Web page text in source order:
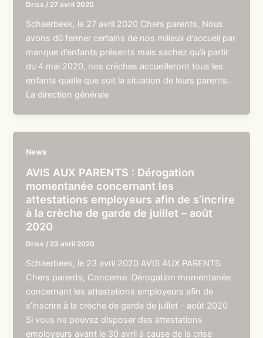
Driss / 27 avril 2020
Schaerbeek, le 27 avril 2020 Chers parents, Nous
avons dû fermer certains de nos milieux d’accueil par
manque d’enfants présents mais sachez qu’à partir
du 4 mai 2020, nos crèches accueilleront tous les
enfants quelle que soit la situation de leurs parents.
La direction générale
News
AVIS AUX PARENTS : Dérogation
momentanée concernant les
attestations employeurs afin de s’incrire
à la crèche de garde de juillet – août
2020
Driss / 23 avril 2020
Schaerbeek, le 23 avril 2020 AVIS AUX PARENTS
Chers parents, Concerne :Dérogation momentanée
concernant les attestations employeurs afin de
s’inscrire à la crèche de garde de juillet – août 2020
Si vous ne pouvez disposer des attestations
employeurs avant le 30 avril à cause de la crise